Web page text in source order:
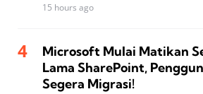
15 hours ago
Microsoft Mulai Matikan
Lama SharePoint,
Segera Migrasi!